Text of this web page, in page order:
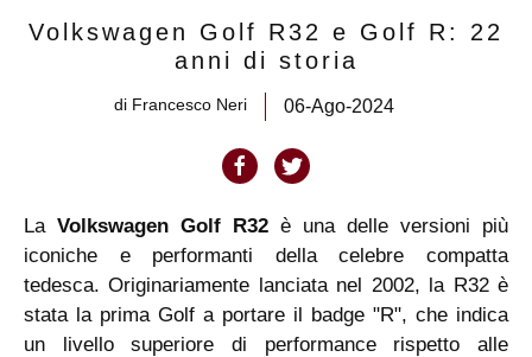
Volkswagen Golf R32 e Golf R: 22
anni di storia
di Francesco Neri 06-Ago-2024
La Volkswagen Golf R32 è una delle versioni più
iconiche e performanti della celebre compatta
tedesca. Originariamente lanciata nel 2002, la R32 è
stata la prima Golf a portare il badge "R", che indica
un livello superiore di performance rispetto alle